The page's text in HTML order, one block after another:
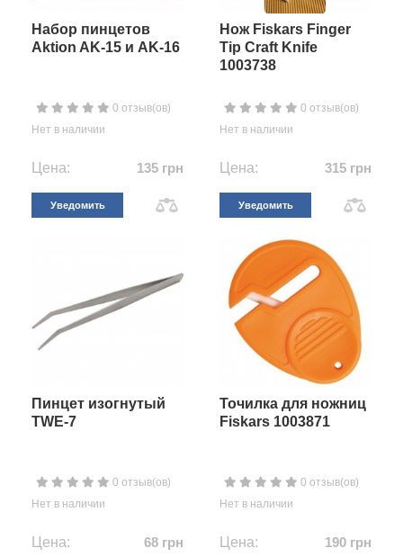
Набор пинцетов
Aktion AK-15 и AK-16
0 отзыв(ов)
Нет в наличии
Цена: 135 грн
Уведомить
Нож Fiskars Finger
Tip Craft Knife
1003738
0 отзыв(ов)
Нет в наличии
Цена: 315 грн
Уведомить
Пинцет изогнутый
TWE-7
0 отзыв(ов)
Нет в наличии
Цена: 68 грн
Точилка для ножниц
Fiskars 1003871
0 отзыв(ов)
Нет в наличии
Цена: 190 грн